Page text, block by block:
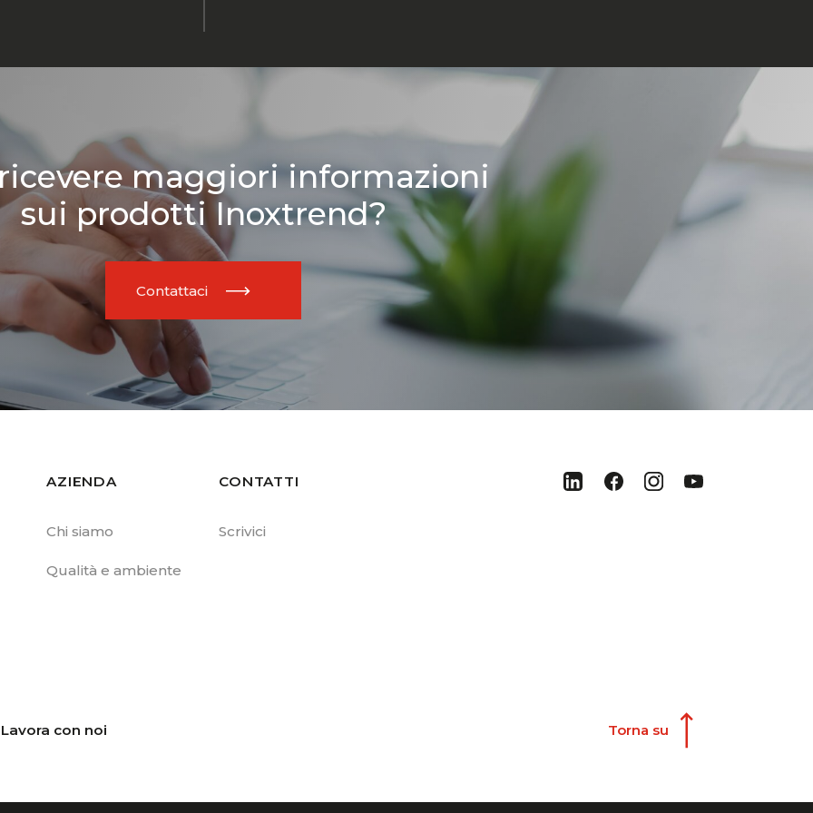
maggiori informazioni
sui prodotti Inoxtrend?
Contattaci
AZIENDA
Chi siamo
Qualità e ambiente
CONTATTI
Scrivici
Lavora con noi Torna su